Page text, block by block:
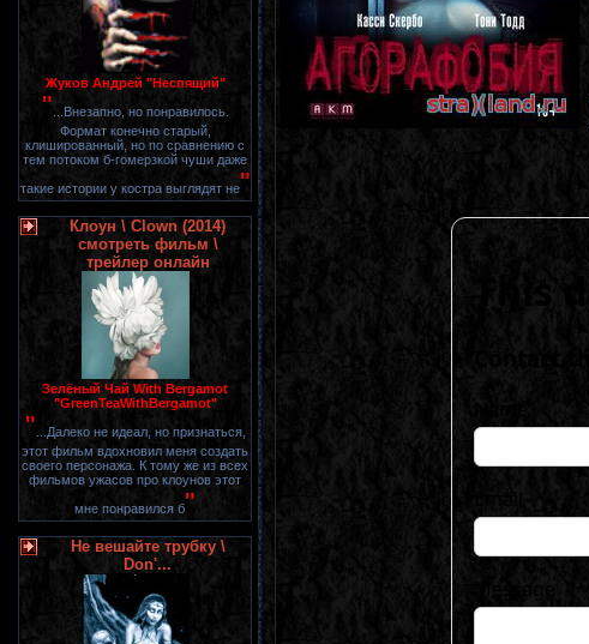
Жуков Андрей "Неспящий"
" ...Внезапно, но понравилось.
Формат конечно старый,
клишированный, но по сравнению с
тем потоком б-гомерзкой чуши даже
такие истории у костра выглядят не"
Клоун \ Clown (2014)
смотреть фильм \
трейлер онлайн
Зелёный Чай With Bergamot
"GreenTeaWithBergamot"
" ...Далеко не идеал, но признаться,
этот фильм вдохновил меня создать
своего персонажа. К тому же из всех
фильмов ужасов про клоунов этот
мне понравился б"
Не вешайте трубку \
Don'...